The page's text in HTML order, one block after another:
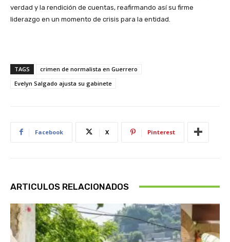
verdad y la rendición de cuentas, reafirmando así su firme
liderazgo en un momento de crisis para la entidad.
TAGS
crimen de normalista en Guerrero
Evelyn Salgado ajusta su gabinete
Facebook X Pinterest
ARTICULOS RELACIONADOS